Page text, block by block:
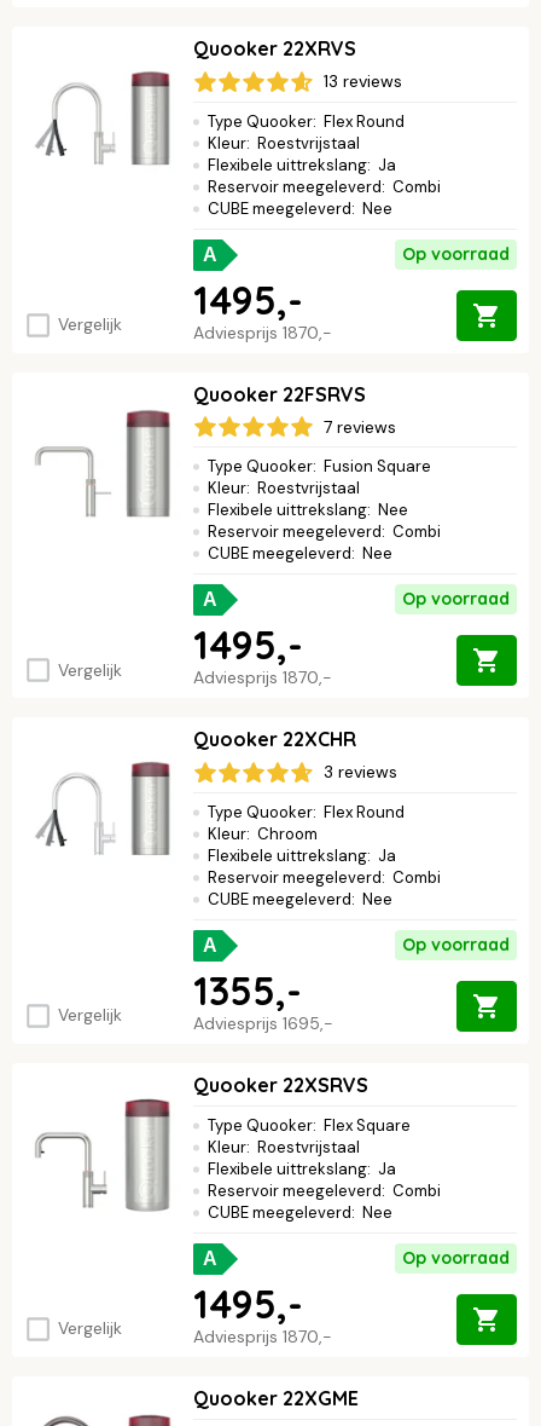
Vergelijk
Quooker 22XRVS
13 reviews
Type Quooker: Flex Round
Kleur: Roestvrijstaal
Flexibele uittrekslang: Ja
Reservoir meegeleverd: Combi
CUBE meegeleverd: Nee
A Op voorraad
Adviesprijs 1870,-
1495,-
Vergelijk
Quooker 22FSRVS
7 reviews
Type Quooker: Fusion Square
Kleur: Roestvrijstaal
Flexibele uittrekslang: Nee
Reservoir meegeleverd: Combi
CUBE meegeleverd: Nee
A Op voorraad
Adviesprijs 1870,-
1495,-
Vergelijk
Quooker 22XCHR
3 reviews
Type Quooker: Flex Round
Kleur: Chroom
Flexibele uittrekslang: Ja
Reservoir meegeleverd: Combi
CUBE meegeleverd: Nee
A Op voorraad
Adviesprijs 1695,-
1355,-
Vergelijk
Quooker 22XSRVS
Type Quooker: Flex Square
Kleur: Roestvrijstaal
Flexibele uittrekslang: Ja
Reservoir meegeleverd: Combi
CUBE meegeleverd: Nee
A Op voorraad
Adviesprijs 1870,-
1495,-
Quooker 22XGME